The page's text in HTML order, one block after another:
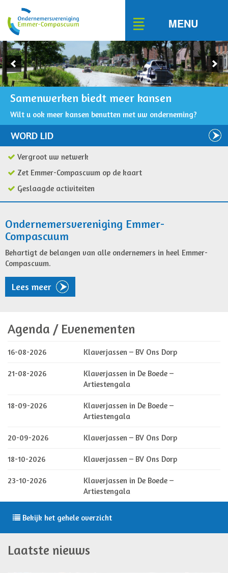
Toggle
MENU
Samenwerken biedt meer kansen
Wilt u ook meer kansen benutten met uw onderneming?
WORD LID
Vergroot uw netwerk
Zet Emmer-Compascuum op de kaart
Geslaagde activiteiten
Ondernemersvereniging Emmer-
Compascuum
Behartigt de belangen van alle ondernemers in heel Emmer-
Compascuum.
Lees meer
Agenda / Evenementen
16-08-2026 Klaverjassen – BV Ons Dorp
21-08-2026
Klaverjassen in De Boede –
Artiestengala
18-09-2026
Klaverjassen in De Boede –
Artiestengala
20-09-2026 Klaverjassen – BV Ons Dorp
18-10-2026 Klaverjassen – BV Ons Dorp
23-10-2026
Klaverjassen in De Boede –
Artiestengala
Bekijk het gehele overzicht
Laatste nieuws